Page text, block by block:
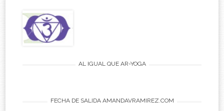
AL IGUAL QUE AR-YOGA
FECHA DE SALIDA AMANDAVRAMIREZ.COM